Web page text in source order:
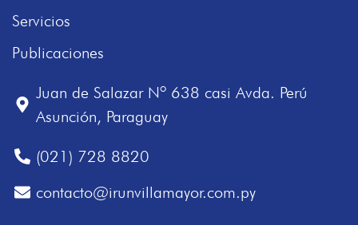
Servicios
Publicaciones
Juan de Salazar Nº 638 casi Avda. Perú
Asunción, Paraguay
(021) 728 8820
contacto@irunvillamayor.com.py